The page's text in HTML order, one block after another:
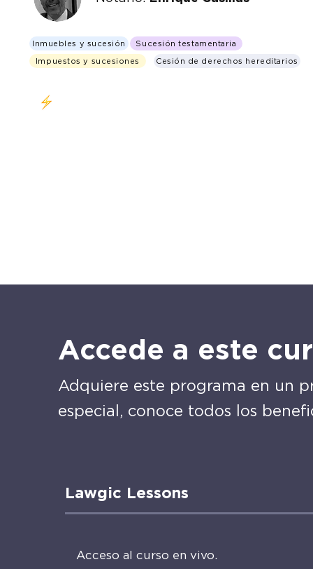
Inmuebles y sucesión Sucesión testamentaria
Impuestos y sucesiones Cesión de derechos hereditarios
Accede a este
Adquiere este programa en un
especial, conoce todos los
Lawgic Lessons
Acceso al curso en vivo.